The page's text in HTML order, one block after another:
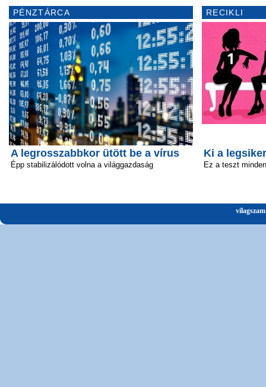
PÉNZTÁRCA
A legrosszabbkor ütött be a vírus
Épp stabilizálódott volna a világgazdaság
RECIKLI
Ki a
Ez a teszt